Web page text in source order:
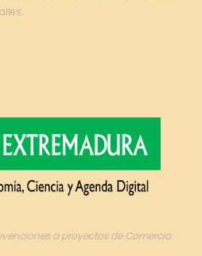
a proyectos de Comercio